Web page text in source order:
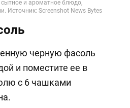
черную фасоль
и поместите ее в
с 6 чашками